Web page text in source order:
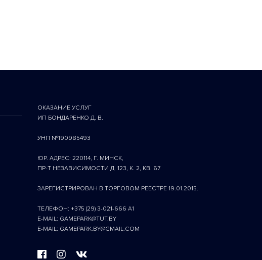
ОКАЗАНИЕ УСЛУГ
ИП БОНДАРЕНКО Д. В.
УНП №190985493
ЮР. АДРЕС: 220114, Г. МИНСК,
ПР-Т НЕЗАВИСИМОСТИ Д. 123, К. 2, КВ. 67
ЗАРЕГИСТРИРОВАН В ТОРГОВОМ РЕЕСТРЕ 19.01.2015.
ТЕЛЕФОН: +375 (29) 3-021-666 A1
E-MAIL: GAMEPARK@TUT.BY
E-MAIL: GAMEPARK.BY@GMAIL.COM